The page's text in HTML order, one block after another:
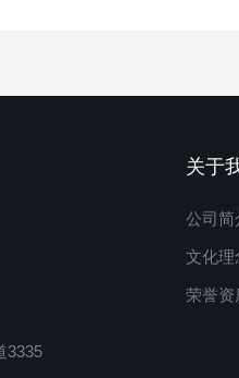
3335
关于
公司简
文化理
荣誉资